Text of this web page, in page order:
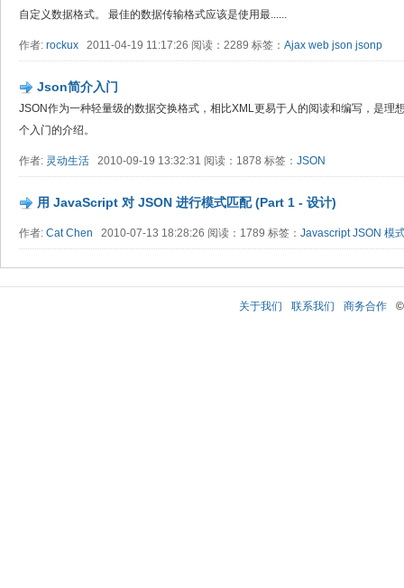
自定义数据格式。 最佳的数据传输格式应该是使用最......
作者: rockux 2011-04-19 11:17:26 阅读：2289 标签： Ajax web json jsonp
Json简介入门
JSON作为一种轻量级的数据交换格式，相比XML更易于人的阅读和编写，是理
个入门的介绍。
作者: 灵动生活 2010-09-19 13:32:31 阅读：1878 标签： JSON
用 JavaScript 对 JSON 进行模式匹配 (Part 1 - 设计)
作者: Cat Chen 2010-07-13 18:28:26 阅读：1789 标签： Javascript JSON 模
关于我们 联系我们 商务合作